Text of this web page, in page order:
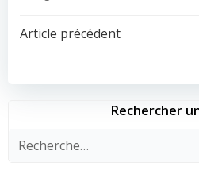
Navigation
de
l’article
Article précédent
Rechercher